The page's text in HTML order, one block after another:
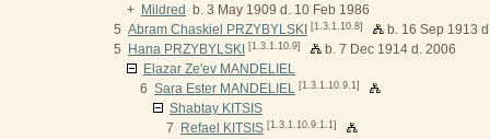
+ Mildred
b. 3 May 1909 d. 10 Feb 1986
5 Abram Chaskiel PRZYBYLSKI [1.3.1.10.8]
b. 16 Sep 1913
5
Hana PRZYBYLSKI [1.3.1.10.9]
b. 7 Dec 1914 d. 2006
Elazar Ze'ev MANDELIEL
6 Sara Ester MANDELIEL [1.3.1.10.9.1]
Shabtay KITSIS
7
Refael KITSIS [1.3.1.10.9.1.1]